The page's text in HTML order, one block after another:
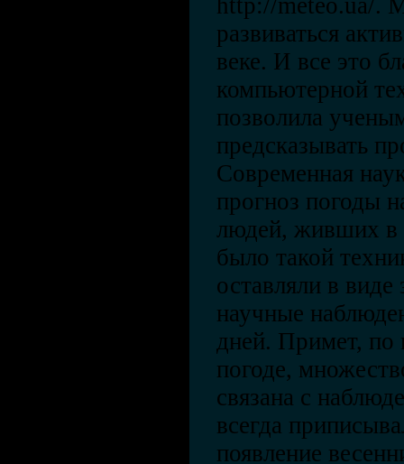
http://meteo.ua/.
развиваться
веке. И все это
компьютерной
позволила
предсказывать
Современная
прогноз погоды
людей, живших в
было такой
оставляли в
научные
дней. Примет, по
погоде,
связана с
всегда
появление